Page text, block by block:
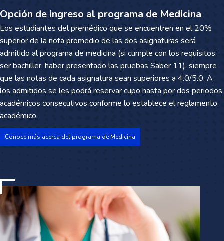
Opción de ingreso al programa de Medicina
Los estudiantes del premédico que se encuentren en el 20%
superior de la nota promedio de las dos asignaturas será
admitido al programa de medicina (si cumple con los requisitos:
ser bachiller, haber presentado las pruebas Saber 11), siempre
que las notas de cada asignatura sean superiores a 4.0/5.0. A
los admitidos se les podrá reservar cupo hasta por dos periodos
académicos consecutivos conforme lo establece el reglamento
académico.
Conoce más acerca del programa de Medicina